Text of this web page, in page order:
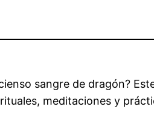
sangre de dragón?
meditaciones y